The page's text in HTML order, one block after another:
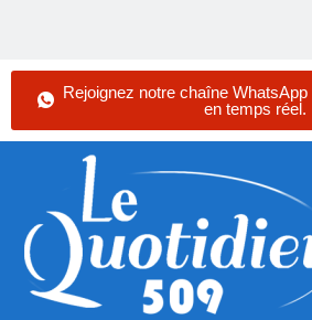
Rejoignez notre chaîne
en temps réel.